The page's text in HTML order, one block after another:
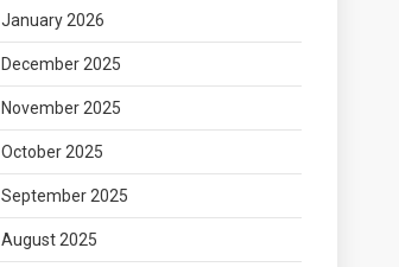
January 2026
December 2025
November 2025
October 2025
September 2025
August 2025